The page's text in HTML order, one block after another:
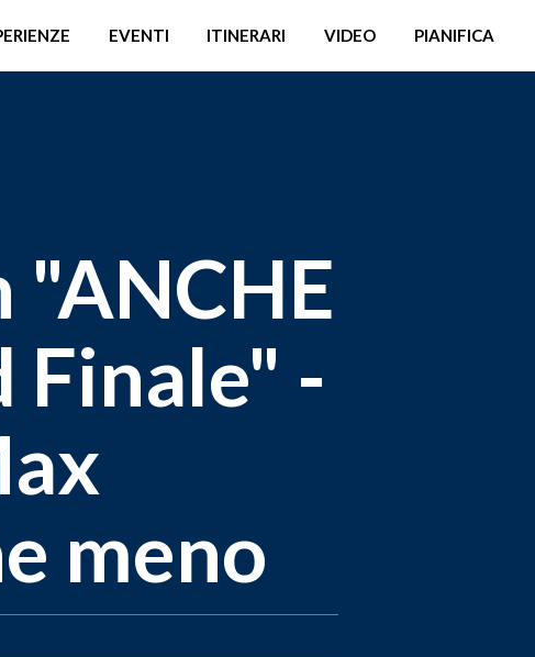
EVENTI ITINERARI VIDEO PIANIFICA
"ANCHE
Finale" -
meno